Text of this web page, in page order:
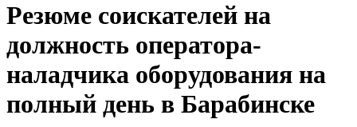
Резюме соискателей на
должность оператора-
наладчика оборудования на
полный день в Барабинске